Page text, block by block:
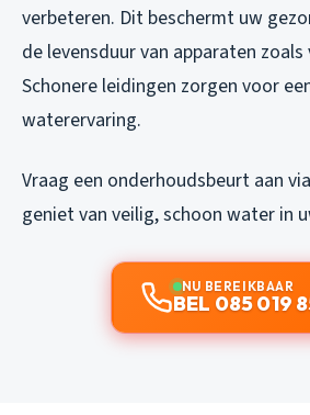
verbeteren. Dit beschermt uw
de levensduur van apparaten
Schonere leidingen zorgen voor
waterervaring.
Vraag een onderhoudsbeurt aan via
geniet van veilig, schoon water in
NU BEREIKBAAR
BEL 085 019